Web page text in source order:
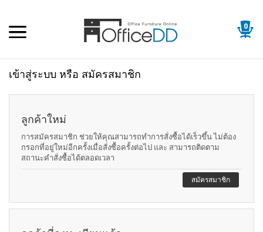
0
เข้าสู่ระบบ หรือ สมัครสมาชิก
ลูกค้าใหม่
การสมัครสมาชิก ช่วยให้คุณสามารถทำการสั่งซื้อได้เร็วขึ้น ไม่ต้อง
กรอกที่อยู่ใหม่อีกครั้งเมื่อสั่งซื้อครั้งต่อไป และ สามารถติดตาม
สถานะคำสั่งซื้อได้ตลอดเวลา
สมัครสมาชิก